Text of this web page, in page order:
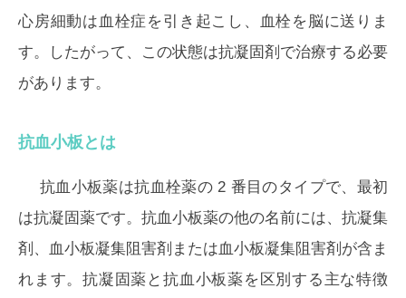
心房細動は血栓症を引き起こし、血栓を脳に送りま
す。したがって、この状態は抗凝固剤で治療する必要
があります。
抗血小板とは
抗血小板薬は抗血栓薬の 2 番目のタイプで、最初
は抗凝固薬です。抗血小板薬の他の名前には、抗凝集
剤、血小板凝集阻害剤または血小板凝集阻害剤が含ま
れます。抗凝固薬と抗血小板薬を区別する主な特徴